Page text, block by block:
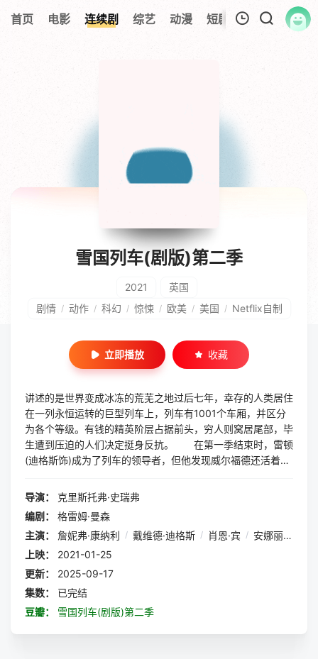
首页 电影 连续剧 综艺 动漫 短剧大全 纪录片
暂无观看影片的记录
雪国列车(剧版)第二季
2021
英国
剧情 / 动作 / 科幻 / 惊悚 / 欧美 / 美国 / Netflix自制
立即播放 收藏
讲述的是世界变成冰冻的荒芜之地过后七年，幸存的人类居住
在一列永恒运转的巨型列车上，列车有1001个车厢，并区分
为各个等级。有钱的精英阶层占据前头，穷人则窝居尾部，毕
生遭到压迫的人们决定挺身反抗。 在第一季结束时，雷顿
(迪格斯饰)成为了列车的领导者，但他发现威尔福德还活着并
雪国列车，一场全新的权力斗争即将浮出水面。
导演：
克里斯托弗·史瑞弗
编剧：
格雷姆·曼森
主演：
詹妮弗·康纳利 / 戴维德·迪格斯 / 肖恩·宾 / 安娜丽丝·巴索
上映：
2021-01-25
更新：
2025-09-17
集数：
已完结
豆瓣：
雪国列车(剧版)第二季